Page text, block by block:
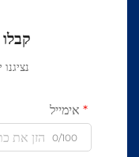
אימייל
0/100